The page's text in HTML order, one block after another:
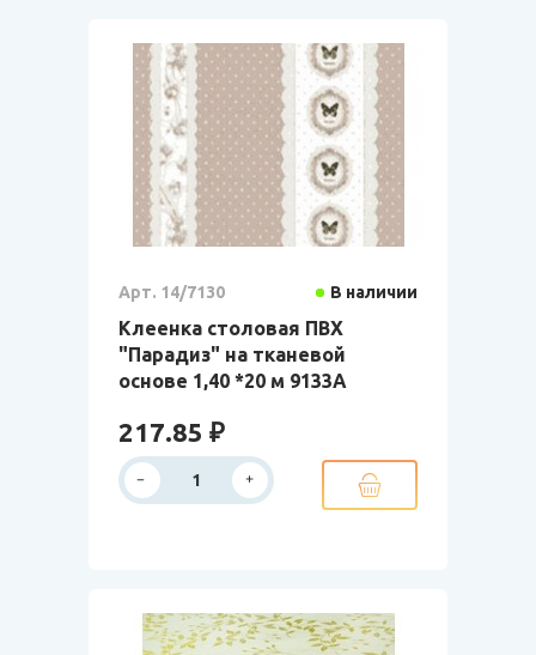
Арт. 14/7130 В наличии
Клеенка столовая ПВХ
"Парадиз" на тканевой
основе 1,40 *20 м 9133А
217.85 ₽